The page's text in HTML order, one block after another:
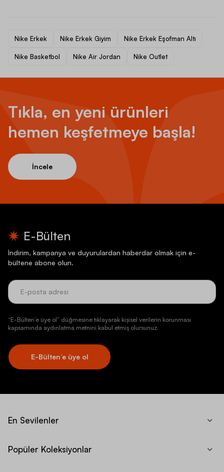
Nike Erkek Nike Erkek Giyim Nike Erkek Eşofman Altı
Nike Basketbol Nike Air Jordan Nike Outlet
Tıkla, en yeni ürünleri
hemen keşfetmeye başla!
İncele
E-Bülten
İndirim, kampanya ve duyurulardan haberdar olmak için e-
bültene abone olun.
“E-Bülten’e üye ol” düğmesine tıklayarak kişisel verilerin korunması
kapsamında aydınlatma metnini kabul etmiş olursunuz.
E-Bülten’e üye ol
En Sevilenler
Popüler Koleksiyonlar